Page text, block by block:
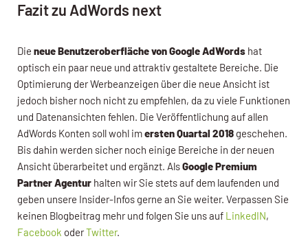
Fazit zu AdWords next
Die neue Benutzeroberfläche von Google AdWords hat
optisch ein paar neue und attraktiv gestaltete Bereiche. Die
Optimierung der Werbeanzeigen über die neue Ansicht ist
jedoch bisher noch nicht zu empfehlen, da zu viele Funktionen
und Datenansichten fehlen. Die Veröffentlichung auf allen
AdWords Konten soll wohl imersten Quartal 2018 geschehen.
Bis dahin werden sicher noch einige Bereiche in der neuen
Ansicht überarbeitet und ergänzt. AlsGoogle Premium
Partner Agentur halten wir Sie stets auf dem laufenden und
geben unsere Insider-Infos gerne an Sie weiter. Verpassen Sie
keinen Blogbeitrag mehr und folgen Sie uns auf LinkedIN,
Facebook oderTwitter.